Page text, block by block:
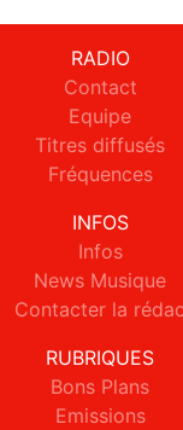
RADIO
Contact
Equipe
Titres diffusés
Fréquences
INFOS
Infos
News Musique
Contacter la rédac
RUBRIQUES
Bons Plans
Emissions